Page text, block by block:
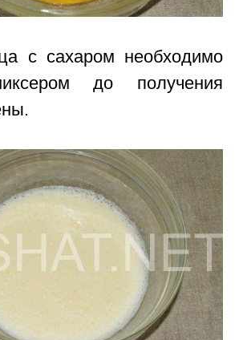
с сахаром необходимо
до получения